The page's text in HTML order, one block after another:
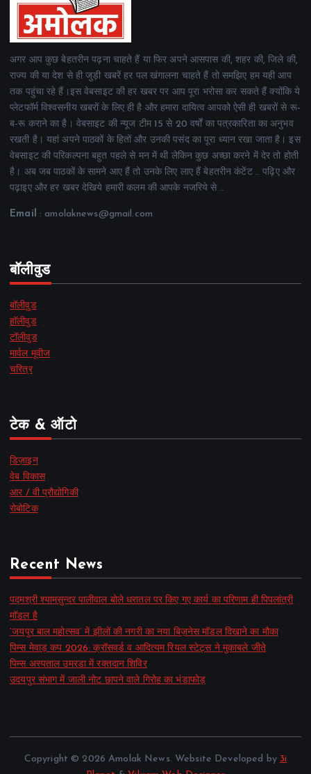
अगर आप कुछ बेहतरीन पढ़ना चाहते हैं या फिर अपने आसपास की, शहर की, जिले की,
राज्य की या देश से ही जुड़ी खबरें हर पल खंगालना चाहते हैं तो समझिए हम यही आप
तक पहुंचा रहे हैं।इस वेबसाइट की हर खबर पर आप पूरा भरोसा कर सकते हैं क्योंकि ये
प्लेटफॉर्म विश्वसनीय खबरों के लिए ही है और हमारा दायित्व आपको ऐसी ही खबरों से रू-
ब-रू कराने का है। वेबसाइट की न्यूज टीम 15 से 20 वर्षों का पत्रकारिता का अनुभव
रखती है। यहां अपने पाठकों के हितों और उनकी पसंद का पूरा ध्यान रखा जाता है। इस
वेबसाइट की परिकल्पना बहुत पहले से मन में थी लेकिन कुछ अच्छा करने में देर तो होती
है। अब जब पाठकों के सामने आए हैं तो उनके लिए लाए हैं बेहतरीन कंटेंट .. पढ़िए और
पढ़ाइए और हर खबर देखिये हमारी कलम की आपके नजरिये से ..
Email : amolaknews@gmail.com
बॉलीवुड
बॉलीवुड
हॉलीवुड
टॉलीवुड
मार्वल मूवीज
चरित्र
टेक & ऑटो
डिज़ाइन
वेब विकास
आर / वी प्रौद्योगिकी
रोबोटिक
Recent News
पद्मश्री श्यामसुन्दर पालीवाल बोले धरातल पर किए गए कार्य का परिणाम ही पिपलांत्री
मॉडल है
‘जयपुर बाल महोत्सव’ में झीलों की नगरी का नया बिज़नेस मॉडल दिखाने का मौका
पिम्स मेवाड़ कप 2026: क्रॉसवर्ड व आदित्यम रियल स्टेट्स ने मुकाबले जीते
पिम्स अस्पताल उमरडा में रक्तदान शिविर
उदयपुर संभाग में जाली नोट छापने वाले गिरोह का भंडाफोड़
Copyright © 2026 Amolak News. Website Developed by 3i